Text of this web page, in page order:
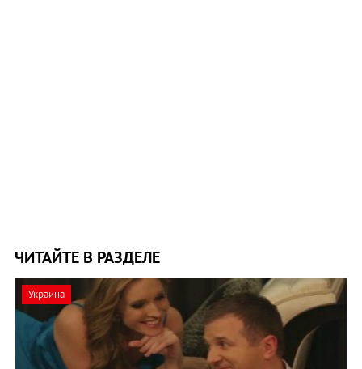
ЧИТАЙТЕ В РАЗДЕЛЕ
Украина